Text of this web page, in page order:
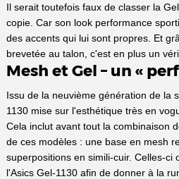
Il serait toutefois faux de classer la
copie. Car son look performance
des accents qui lui sont propres. Et
brevetée au talon, c'est en plus un
Mesh et Gel – un «
Issu de la neuvième génération de la
1130 mise sur l'esthétique très en
Cela inclut avant tout la combinaison
de ces modèles : une base en mesh
superpositions en simili-cuir. Celles-ci
l'Asics Gel-1130 afin de donner à la